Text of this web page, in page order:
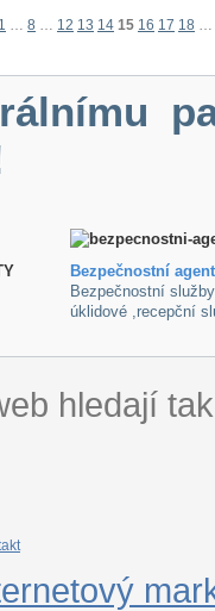
1 … 8 … 12 13 14 15 16 17 18 …
Bezpečnostní
Bezpečnostní
úklidové ,recepční
hledají